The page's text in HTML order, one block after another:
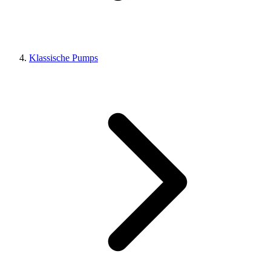
Klassische Pumps